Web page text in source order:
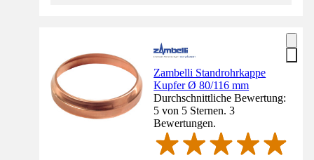
Zambelli Standrohrkappe
Kupfer Ø 80/116 mm
Durchschnittliche Bewertung:
5 von 5 Sternen. 3
Bewertungen.